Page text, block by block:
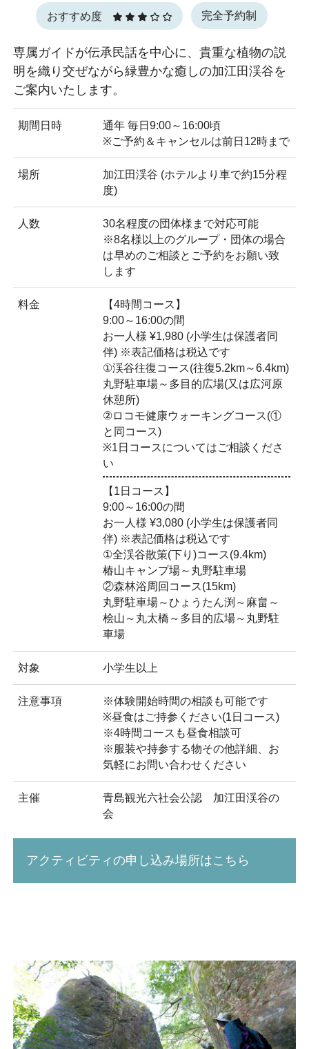
おすすめ度 完全予約制
専属ガイドが伝承民話を中心に、貴重な植物の説
明を織り交ぜながら緑豊かな癒しの加江田渓谷を
ご案内いたします。
期間日時
通年 毎日9:00～16:00頃
※ご予約＆キャンセルは前日12時まで
場所
加江田渓谷 (ホテルより車で約15分程
度)
人数
30名程度の団体様まで対応可能
※8名様以上のグループ・団体の場合
は早めのご相談とご予約をお願い致
します
料金
【4時間コース】
9:00～16:00の間
お一人様 ¥1,980 (小学生は保護者同
伴) ※表記価格は税込です
①渓谷往復コース(往復5.2km～6.4km)
丸野駐車場～多目的広場(又は広河原
休憩所)
②ロコモ健康ウォーキングコース(①
と同コース)
※1日コースについてはご相談くださ
い
【1日コース】
9:00～16:00の間
お一人様 ¥3,080 (小学生は保護者同
伴) ※表記価格は税込です
①全渓谷散策(下り)コース(9.4km)
椿山キャンプ場～丸野駐車場
②森林浴周回コース(15km)
丸野駐車場～ひょうたん渕～麻畠～
桧山～丸太橋～多目的広場～丸野駐
車場
対象 小学生以上
注意事項
※体験開始時間の相談も可能です
※昼食はご持参ください(1日コース)
※4時間コースも昼食相談可
※服装や持参する物その他詳細、お
気軽にお問い合わせください
主催
青島観光六社会公認 加江田渓谷の
会
アクティビティの申し込み場所はこちら